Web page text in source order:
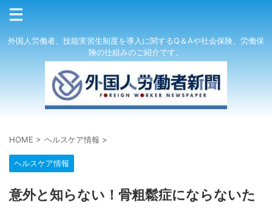
外国人労働者、技能実習生制度を導入に関するQ＆Aや社会保険、労働保
険の仕組みのご紹介です。
HOME > ヘルスケア情報 >
ヘルスケア情報
意外と知らない！骨粗鬆症にならないた